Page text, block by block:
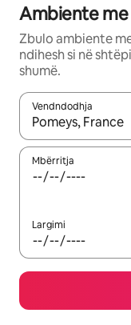
Ambiente me
Zbulo ambiente
ndihesh si në
shumë.
Vendndodhja
Kur rezultatet të
Mbërritja
Largimi